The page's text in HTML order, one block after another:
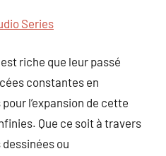
Series
riche que leur passé
constantes en
l’expansion de cette
Que ce soit à travers
ou